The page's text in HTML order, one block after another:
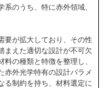
のうち、特に赤外領域、
要が拡大しており、その性
まえた適切な設計が不可欠
の種類と特徴を整理し、
赤外光学特有の設計パラメ
る制約を持ち、材料選定に